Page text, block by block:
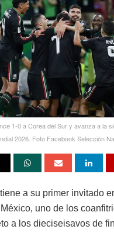
1-0 a Corea del Sur y avanza a la
2026. Foto Facebook Selección
a su primer invitado
uno de los
a los dieciseisavos de